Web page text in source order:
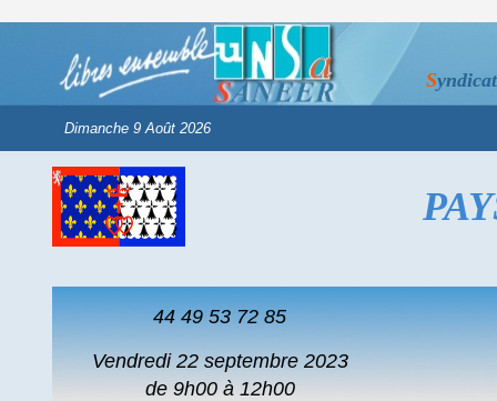
44 49 53 72 85
Vendredi 22 septembre 2023
de 9h00 à 12h00
S